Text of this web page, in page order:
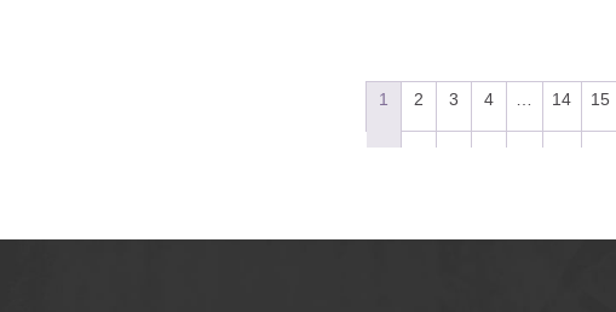
1 2 3 4 14 15